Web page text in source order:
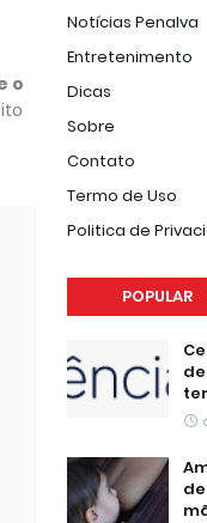
o
Notícias Penalva
Entretenimento
Dicas
Sobre
Contato
Termo de Uso
Politica de
POPULAR